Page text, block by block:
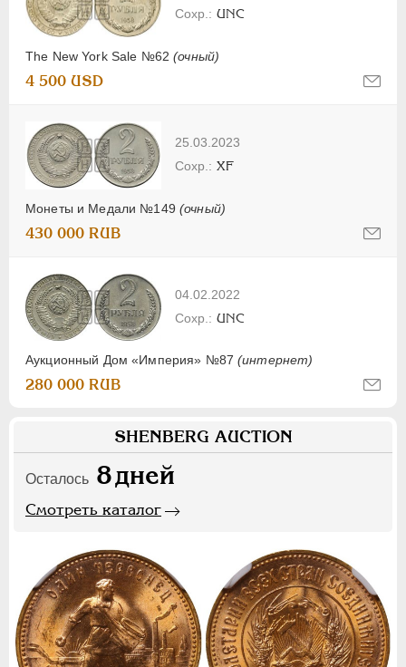
The New York Sale №62(очный)
UNC
4 500 USD
25.03.2023
Монеты и Медали №149 (очный)
XF
430 000 RUB
04.02.2022
Аукционный Дом «Империя» №87(интернет)
UNC
280 000 RUB
SHENBERG AUCTION
Осталось 8дней
Смотреть каталог